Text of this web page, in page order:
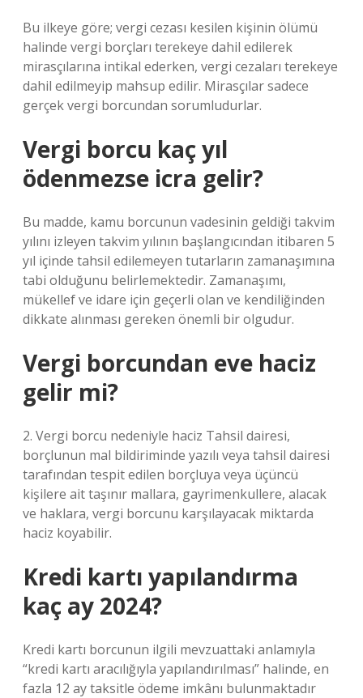
Bu ilkeye göre; vergi cezası kesilen kişinin ölümü
halinde vergi borçları terekeye dahil edilerek
mirasçılarına intikal ederken, vergi cezaları terekeye
dahil edilmeyip mahsup edilir. Mirasçılar sadece
gerçek vergi borcundan sorumludurlar.
Vergi borcu kaç yıl
ödenmezse icra gelir?
Bu madde, kamu borcunun vadesinin geldiği takvim
yılını izleyen takvim yılının başlangıcından itibaren 5
yıl içinde tahsil edilemeyen tutarların zamanaşımına
tabi olduğunu belirlemektedir. Zamanaşımı,
mükellef ve idare için geçerli olan ve kendiliğinden
dikkate alınması gereken önemli bir olgudur.
Vergi borcundan eve haciz
gelir mi?
2. Vergi borcu nedeniyle haciz Tahsil dairesi,
borçlunun mal bildiriminde yazılı veya tahsil dairesi
tarafından tespit edilen borçluya veya üçüncü
kişilere ait taşınır mallara, gayrimenkullere, alacak
ve haklara, vergi borcunu karşılayacak miktarda
haciz koyabilir.
Kredi kartı yapılandırma
kaç ay 2024?
Kredi kartı borcunun ilgili mevzuattaki anlamıyla
“kredi kartı aracılığıyla yapılandırılması” halinde, en
fazla 12 ay taksitle ödeme imkânı bulunmaktadır